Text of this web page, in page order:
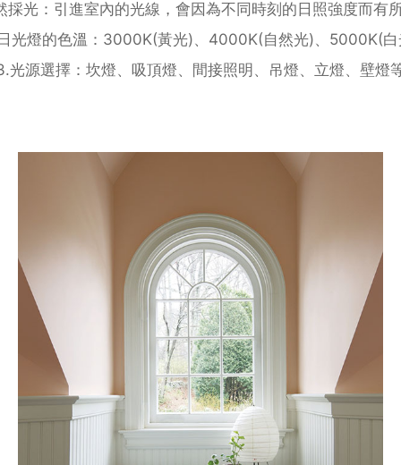
採光：引進室內的光線，會因為不同時刻的日照強度而有
光燈的色溫：3000K(黃光)、4000K(自然光)、5000K(白
光源選擇：坎燈、吸頂燈、間接照明、吊燈、立燈、壁燈